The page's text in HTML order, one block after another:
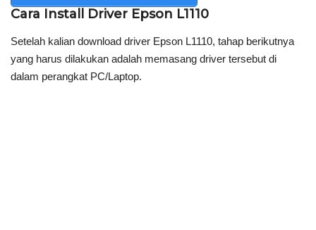
Cara Install Driver Epson L1110
Setelah kalian download driver Epson L1110, tahap berikutnya
yang harus dilakukan adalah memasang driver tersebut di
dalam perangkat PC/Laptop.